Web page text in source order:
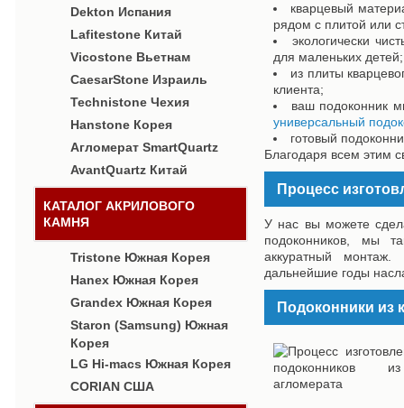
Dekton Испания
Lafitestone Китай
Vicostone Вьетнам
CaesarStone Израиль
Technistone Чехия
Hanstone Корея
Агломерат SmartQuartz
AvantQuartz Китай
КАТАЛОГ АКРИЛОВОГО
КАМНЯ
Tristone Южная Корея
Hanex Южная Корея
Grandex Южная Корея
Staron (Samsung) Южная
Корея
LG Hi-macs Южная Корея
CORIAN США
кварцевый
рядом с плитой или
экологически
для маленьких детей;
из плиты
клиента;
ваш подоконник
универсальный
готовый
Благодаря всем этим
Процесс
У нас вы можете
подоконников, мы
аккуратный монтаж.
дальнейшие годы
Подоконники из